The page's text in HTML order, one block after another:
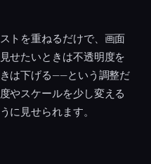
トを重ねるだけで、画面
せたいときは不透明度を
は下げる——という調整だ
やスケールを少し変える
に見せられます。